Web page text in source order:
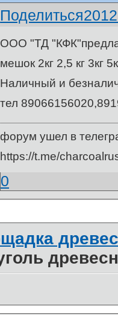
Поделиться
ООО "ТД
мешок 2кг 2,5 кг 3кг
Наличный и
тел
форум ушел в
https://t.me/
0